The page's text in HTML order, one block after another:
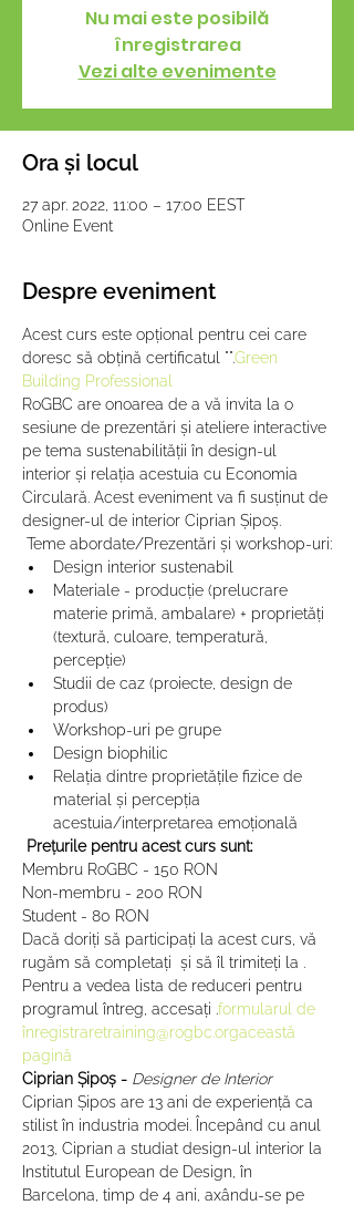
Nu mai este posibilă
înregistrarea
Vezi alte evenimente
Ora și locul
27 apr. 2022, 11:00 – 17:00 EEST
Online Event
Despre eveniment
Acest curs este opțional pentru cei care
doresc să obțină certificatul "".Green
Building Professional
RoGBC are onoarea de a vă invita la o
sesiune de prezentări și ateliere interactive
pe tema sustenabilității în design-ul
interior și relația acestuia cu Economia
Circulară. Acest eveniment va fi susținut de
designer-ul de interior Ciprian Șipoș.
Teme abordate/Prezentări și workshop-uri:
Design interior sustenabil
Materiale - producție (prelucrare
materie primă, ambalare) + proprietăți
(textură, culoare, temperatură,
percepție)
Studii de caz (proiecte, design de
produs)
Workshop-uri pe grupe
Design biophilic
Relația dintre proprietățile fizice de
material și percepția
acestuia/interpretarea emoțională
Prețurile pentru acest curs sunt:
Membru RoGBC - 150 RON
Non-membru - 200 RON
Student - 80 RON
Dacă doriți să participați la acest curs, vă
rugăm să completați și să îl trimiteți la .
Pentru a vedea lista de reduceri pentru
programul întreg, accesați .formularul de
înregistraretraining@rogbc.orgaceastă
pagină
Ciprian Șipoș - Designer de Interior
Ciprian Șipos are 13 ani de experiență ca
stilist în industria modei. Începând cu anul
2013, Ciprian a studiat design-ul interior la
Institutul European de Design, în
Barcelona, timp de 4 ani, axându-se pe